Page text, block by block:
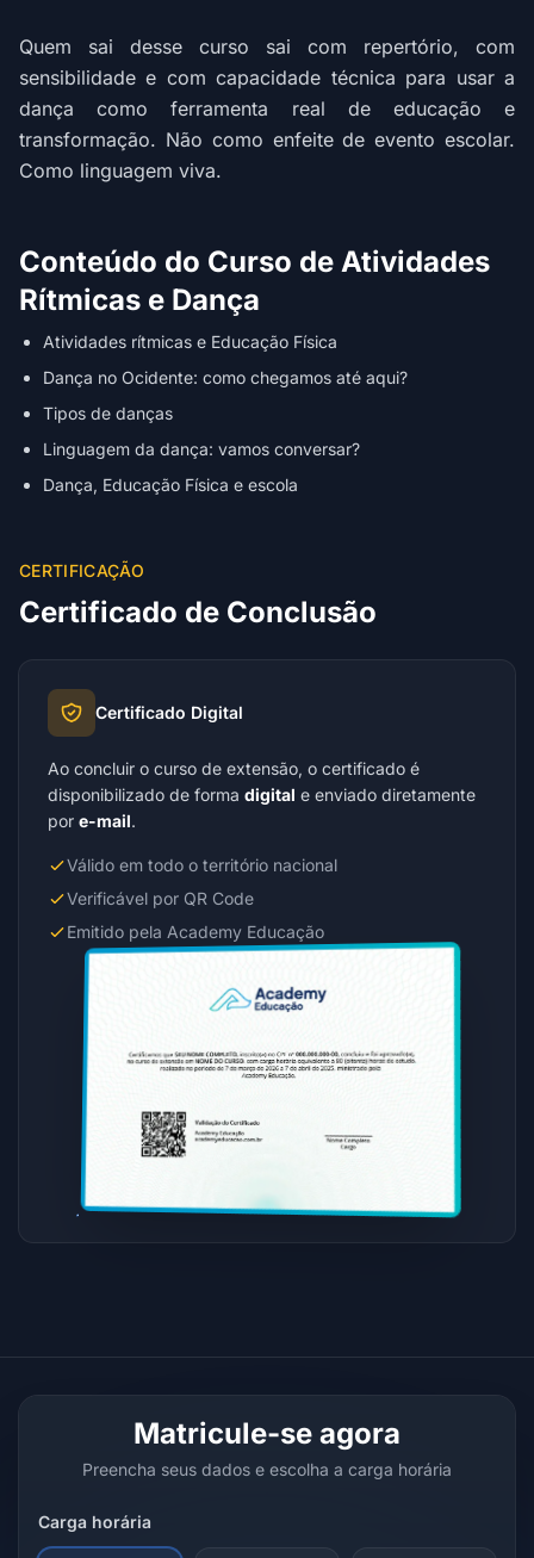
Quem sai desse curso sai com repertório, com
sensibilidade e com capacidade técnica para usar a
dança como ferramenta real de educação e
transformação. Não como enfeite de evento escolar.
Como linguagem viva.
Conteúdo do Curso de Atividades
Rítmicas e Dança
Atividades rítmicas e Educação Física
Dança no Ocidente: como chegamos até aqui?
Tipos de danças
Linguagem da dança: vamos conversar?
Dança, Educação Física e escola
CERTIFICAÇÃO
Certificado de Conclusão
Certificado Digital
Ao concluir o curso de extensão, o certificado é
disponibilizado de forma digital e enviado diretamente
por e-mail.
Válido em todo o território nacional
Verificável por QR Code
Emitido pela Academy Educação
Matricule-se agora
Preencha seus dados e escolha a carga horária
Carga horária